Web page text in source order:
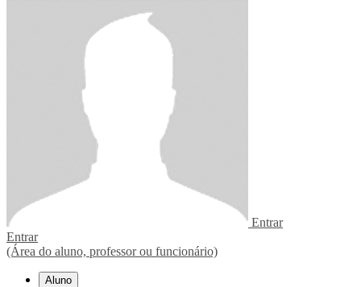
Entrar
Entrar
(Área do aluno, professor ou funcionário)
Aluno